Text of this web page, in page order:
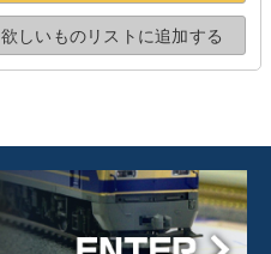
欲しいものリストに追加する